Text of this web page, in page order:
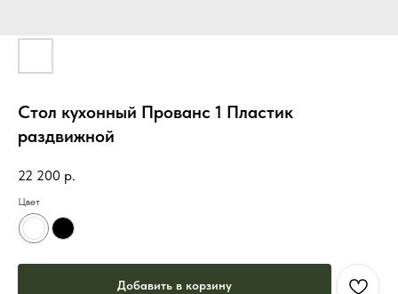
Стол кухонный Прованс 1 Пластик
раздвижной
22 200 р.
Цвет
Добавить в корзину